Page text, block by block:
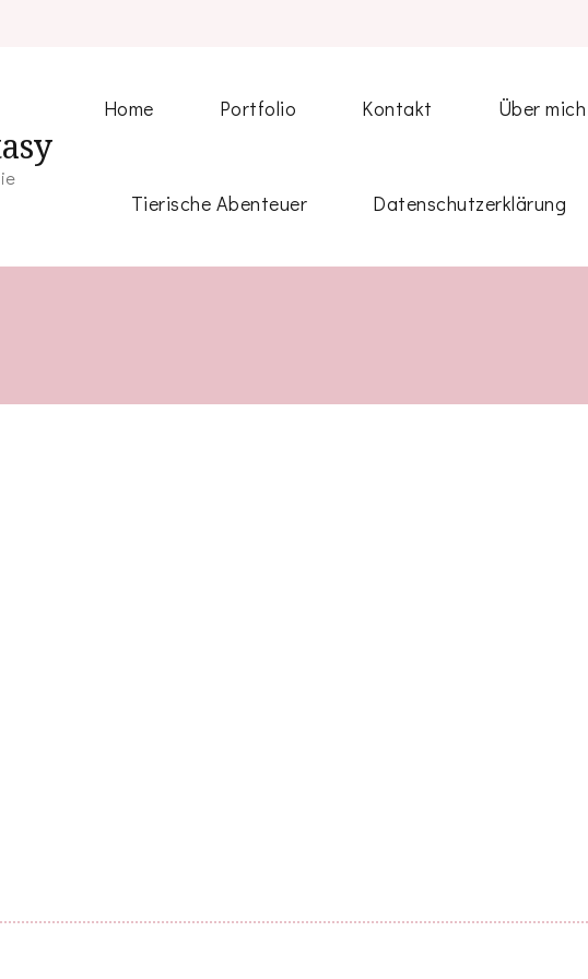
Home Portfolio Kontakt Über mich
Tierische Abenteuer Datenschutzerklärung